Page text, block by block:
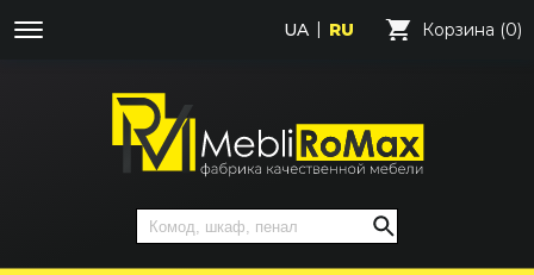
UA RU Корзина (0)